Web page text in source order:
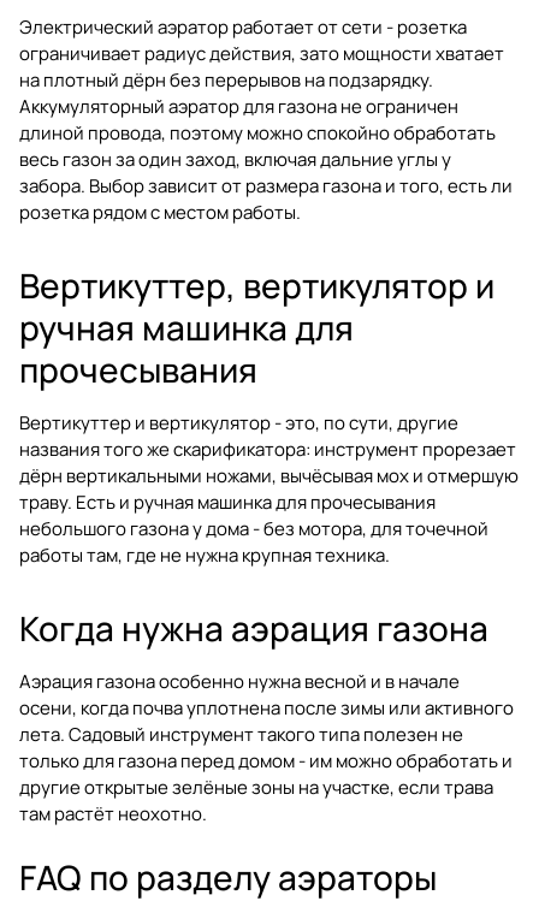
Электрический аэратор работает от сети - розетка
ограничивает радиус действия, зато мощности хватает
на плотный дёрн без перерывов на подзарядку.
Аккумуляторный аэратор для газона не ограничен
длиной провода, поэтому можно спокойно обработать
весь газон за один заход, включая дальние углы у
забора. Выбор зависит от размера газона и того, есть ли
розетка рядом с местом работы.
Вертикуттер, вертикулятор и
ручная машинка для
прочесывания
Вертикуттер и вертикулятор - это, по сути, другие
названия того же скарификатора: инструмент прорезает
дёрн вертикальными ножами, вычёсывая мох и отмершую
траву. Есть и ручная машинка для прочесывания
небольшого газона у дома - без мотора, для точечной
работы там, где не нужна крупная техника.
Когда нужна аэрация газона
Аэрация газона особенно нужна весной и в начале
осени, когда почва уплотнена после зимы или активного
лета. Садовый инструмент такого типа полезен не
только для газона перед домом - им можно обработать и
другие открытые зелёные зоны на участке, если трава
там растёт неохотно.
FAQ по разделу аэраторы